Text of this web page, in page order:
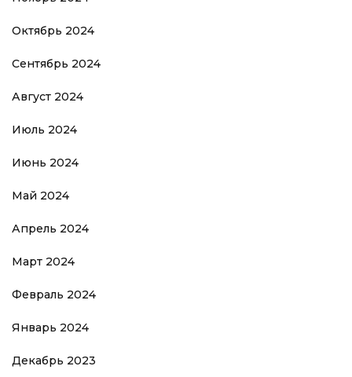
Октябрь 2024
Сентябрь 2024
Август 2024
Июль 2024
Июнь 2024
Май 2024
Апрель 2024
Март 2024
Февраль 2024
Январь 2024
Декабрь 2023